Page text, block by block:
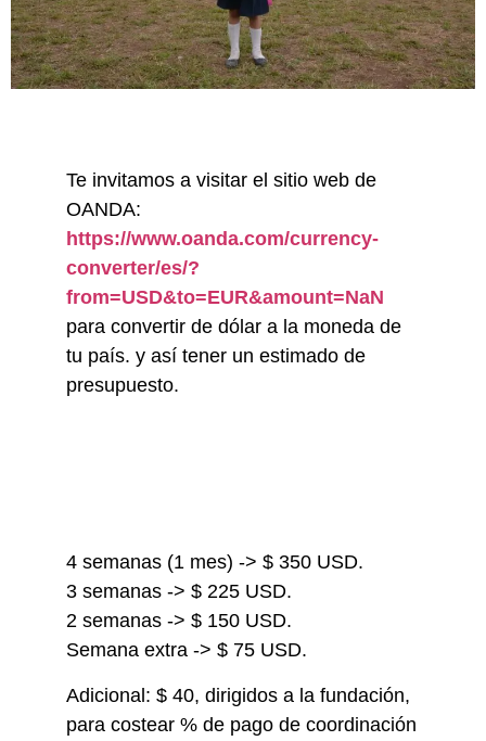
Te invitamos a visitar el sitio web de
OANDA:
https://www.oanda.com/currency-
converter/es/?
from=USD&to=EUR&amount=NaN
para convertir de dólar a la moneda de
tu país. y así tener un estimado de
presupuesto.
4 semanas (1 mes) -> $ 350 USD.
3 semanas -> $ 225 USD.
2 semanas -> $ 150 USD.
Semana extra -> $ 75 USD.
Adicional: $ 40, dirigidos a la fundación,
para costear % de pago de coordinación